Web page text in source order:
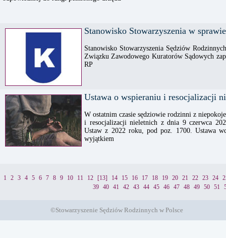
Stanowisko Stowarzyszenia w
Stanowisko Stowarzyszenia Sędziów
Związku Zawodowego Kuratorów Sądowych
RP
Ustawa o wspieraniu i resocjalizacji
W ostatnim czasie sędziowie rodzinni z
i resocjalizacji nieletnich z dnia 9 czerwca
Ustaw z 2022 roku, pod poz. 1700. Ustawa
wyjątkiem
1 2 3 4 5 6 7 8 9 10 11 12 [13] 14 15 16 17 18 19 20 21 22 23 24
39
40 41 42 43 44 45 46 47 48 49 50 51
©Stowarzyszenie Sędziów Rodzinnych w Polsce